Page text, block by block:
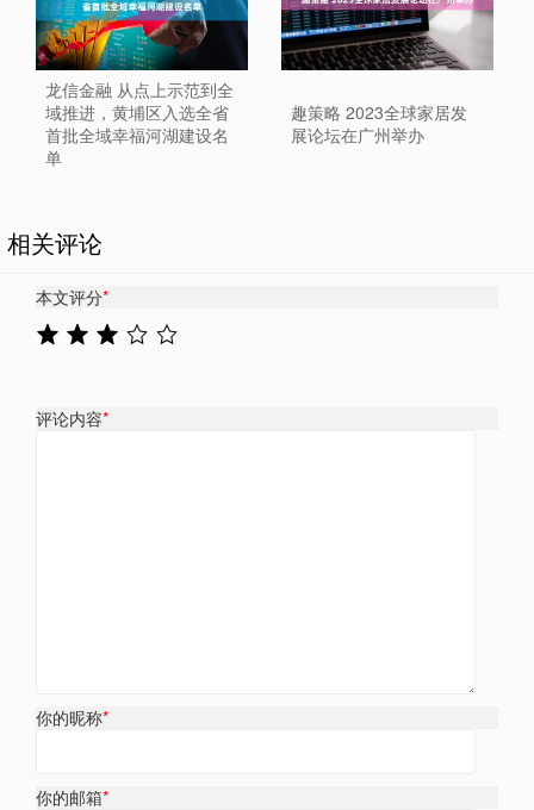
龙信金融 从点上示范到全
域推进，黄埔区入选全省
首批全域幸福河湖建设名
单
趣策略 2023全球家居发
展论坛在广州举办
相关评论
本文评分*
评论内容*
你的昵称*
你的邮箱*